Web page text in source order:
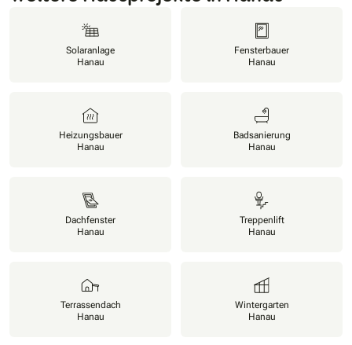
Solaranlage
Hanau
Fensterbauer
Hanau
Heizungsbauer
Hanau
Badsanierung
Hanau
Dachfenster
Hanau
Treppenlift
Hanau
Terrassendach
Hanau
Wintergarten
Hanau